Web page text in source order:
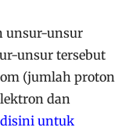
unsur-unsur
unsur tersebut
(jumlah proton
dan
untuk